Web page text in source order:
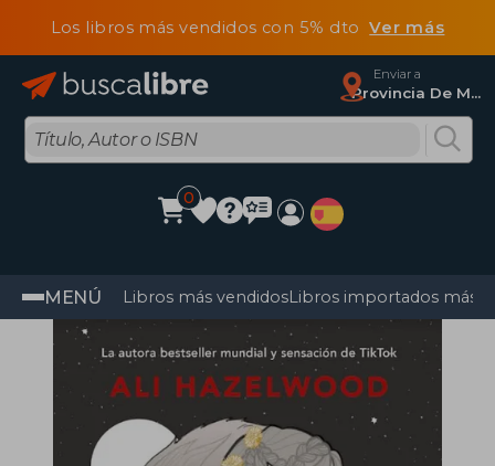
Los libros más vendidos con 5% dtoVer más
Enviar a
Provincia De Madrid
0
MENÚ Libros más vendidosLibros importados más